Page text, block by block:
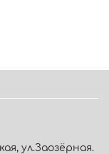
ул.Заозёрная.